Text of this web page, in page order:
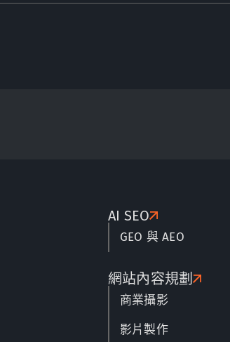
AI SEO
GEO 與 AEO
網站內容規劃
商業攝影
影片製作